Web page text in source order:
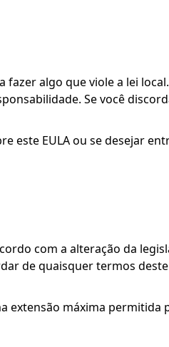
algo que viole a lei
Se você
este EULA ou se desejar
com a alteração da
de quaisquer termos
extensão máxima permitida